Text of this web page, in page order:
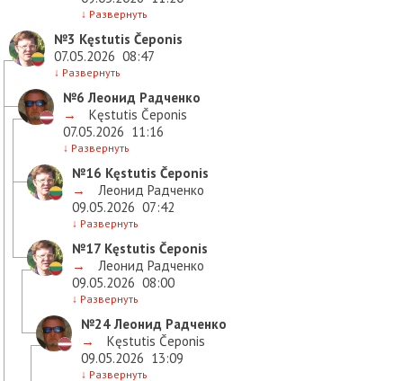
↓ Развернуть
№3 Kęstutis Čeponis
07.05.2026 08:47
↓ Развернуть
№6 Леонид Радченко
→
Kęstutis Čeponis
07.05.2026 11:16
↓ Развернуть
№16 Kęstutis Čeponis
→
Леонид Радченко
09.05.2026 07:42
↓ Развернуть
№17 Kęstutis Čeponis
→
Леонид Радченко
09.05.2026 08:00
↓ Развернуть
№24Леонид Радченко
→
Kęstutis Čeponis
09.05.2026 13:09
↓ Развернуть